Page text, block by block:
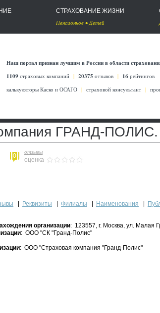
СТРАХОВАНИЕ ЖИЗНИ
Пенсионное •Детей
Наш портал признан лучшим в России в области
1109 страховых компаний | 20375 отзывов | 16 рейтингов
калькуляторы Каско и ОСАГО | страховой консультант |
ГРАНД-ПОЛИС.
0
отзывы
оценка
Реквизиты Филиалы Наименования
организации: 123557, г. Москва, ул. Малая
: ООО "СК "Гранд-Полис"
: ООО "Страховая компания "Гранд-Полис"